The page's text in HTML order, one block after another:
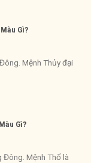
Gì?
Mệnh Thủy đại
Gì?
Mệnh Thổ là